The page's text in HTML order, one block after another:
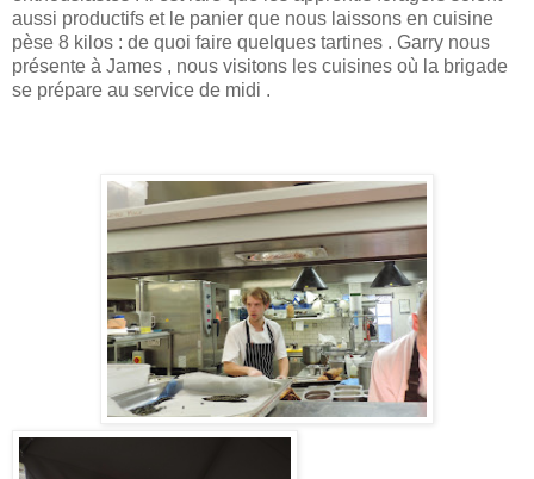
aussi productifs et le panier que nous laissons en cuisine
pèse 8 kilos : de quoi faire quelques tartines . Garry nous
présente à James , nous visitons les cuisines où la brigade
se prépare au service de midi .